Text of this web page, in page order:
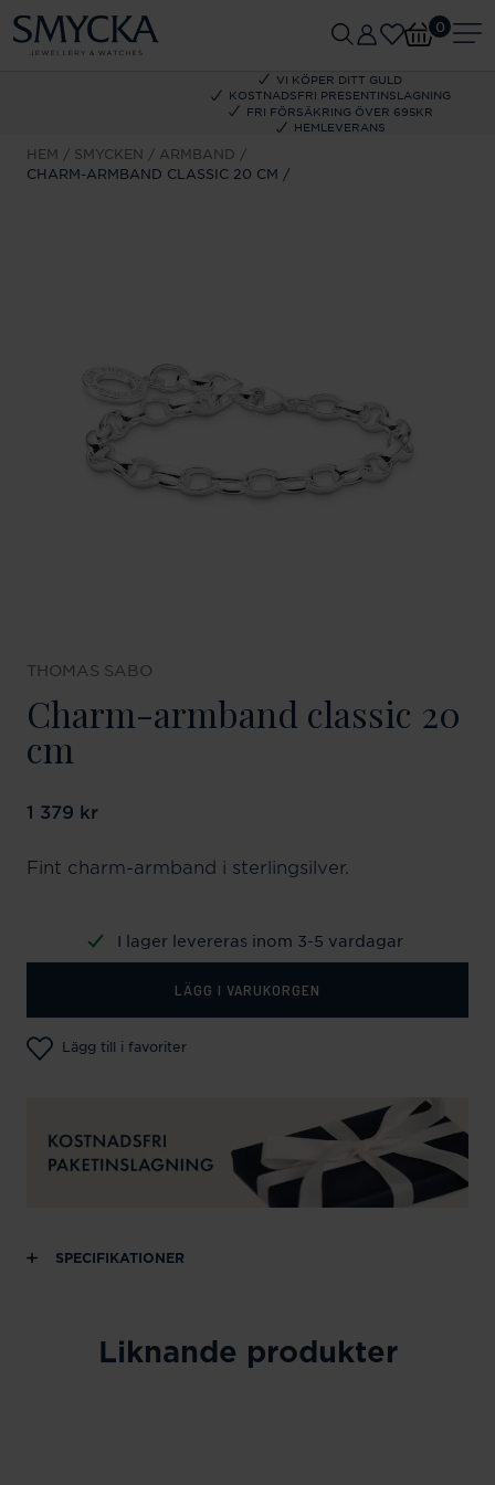
VI KÖPER DITT GULD
KOSTNADSFRI PRESENTINSLAGNING
FRI FÖRSÄKRING ÖVER 695KR
HEMLEVERANS
0
HEM SMYCKEN
ARMBAND
CHARM-ARMBAND CLASSIC 20 CM
THOMAS SABO
Charm-armband classic 20
cm
Pris:1 379 kr
1 379 kr
Fint charm-armband i sterlingsilver.
I lager levereras inom 3-5 vardagar
LÄGG I VARUKORGEN
Lägg till i favoriter
SPECIFIKATIONER
Liknande produkter